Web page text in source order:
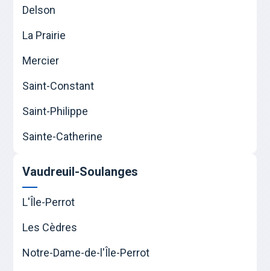
Delson
La Prairie
Mercier
Saint-Constant
Saint-Philippe
Sainte-Catherine
Vaudreuil-Soulanges
L'Île-Perrot
Les Cèdres
Notre-Dame-de-l'Île-Perrot